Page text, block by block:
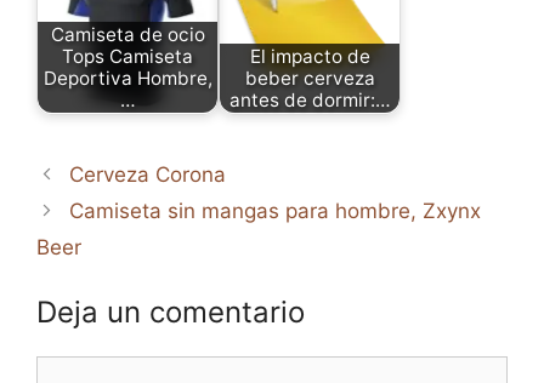
Camiseta de ocio
Tops Camiseta
Deportiva Hombre,
…
El impacto de
beber cerveza
antes de dormir:…
Cerveza Corona
Camiseta sin mangas para hombre, Zxynx
Beer
Deja un comentario